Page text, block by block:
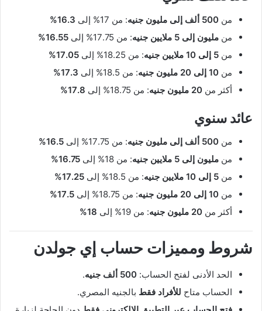
من 500 ألف إلى مليون جنيه : من 17% إلى
16.3%
من مليون إلى 5 ملايين جنيه : من 17.75% إلى
16.55%
من 5 إلى 10 ملايين جنيه : من 18.25% إلى
17.05%
من 10 إلى 20 مليون جنيه : من 18.5% إلى
17.3%
أكثر من 20 مليون جنيه : من 18.75% إلى 17.8%
عائد سنوي
من 500 ألف إلى مليون جنيه : من 17.75% إلى
16.5%
من مليون إلى 5 ملايين جنيه : من 18% إلى
16.75%
من 5 إلى 10 ملايين جنيه : من 18.5% إلى
17.25%
من 10 إلى 20 مليون جنيه : من 18.75% إلى
17.5%
أكثر من 20 مليون جنيه : من 19% إلى 18%
شروط ومميزات حساب إي جولدن
الحد الأدنى لفتح الحساب: 500 ألف جنيه
.
الحساب متاح للأفراد فقط بالجنيه المصري.